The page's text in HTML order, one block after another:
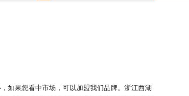
如果您看中市场，可以加盟我们品牌。浙江西湖